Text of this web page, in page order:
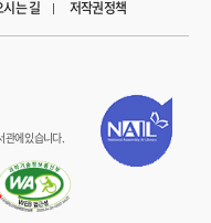
는 길 저작권정책
관에 있습니다.